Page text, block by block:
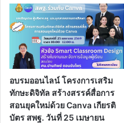
อบรมออนไลน์ โครงการเสริม
ทักษะดิจิทัล สร้างสรรค์สื่อการ
สอนยุคใหม่ด้วย Canva เกียรติ
บัตร สพฐ. วันที่ 25 เมษายน